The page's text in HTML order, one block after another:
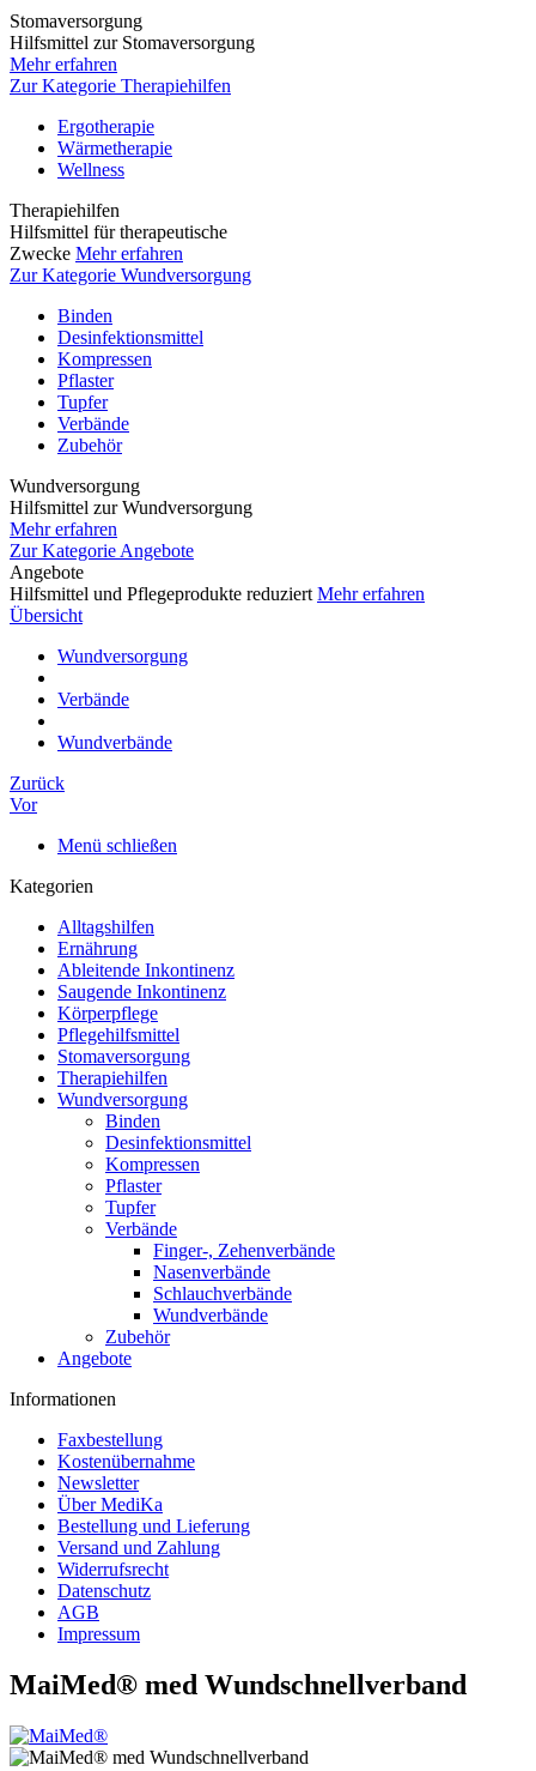
Stomaversorgung
Hilfsmittel zur Stomaversorgung
Mehr erfahren
Zur Kategorie Therapiehilfen
Ergotherapie
Wärmetherapie
Wellness
Therapiehilfen
Hilfsmittel für therapeutische
Zwecke Mehr erfahren
Zur Kategorie Wundversorgung
Binden
Desinfektionsmittel
Kompressen
Pflaster
Tupfer
Verbände
Zubehör
Wundversorgung
Hilfsmittel zur Wundversorgung
Mehr erfahren
Zur Kategorie Angebote
Angebote
Hilfsmittel und Pflegeprodukte reduziert Mehr erfahren
Übersicht
Wundversorgung
Verbände
Wundverbände
Zurück
Vor
Menü schließen
Kategorien
Alltagshilfen
Ernährung
Ableitende Inkontinenz
Saugende Inkontinenz
Körperpflege
Pflegehilfsmittel
Stomaversorgung
Therapiehilfen
Wundversorgung
Binden
Desinfektionsmittel
Kompressen
Pflaster
Tupfer
Verbände
Finger-, Zehenverbände
Nasenverbände
Schlauchverbände
Wundverbände
Zubehör
Angebote
Informationen
Faxbestellung
Kostenübernahme
Newsletter
Über MediKa
Bestellung und Lieferung
Versand und Zahlung
Widerrufsrecht
Datenschutz
AGB
Impressum
MaiMed® med Wundschnellverband